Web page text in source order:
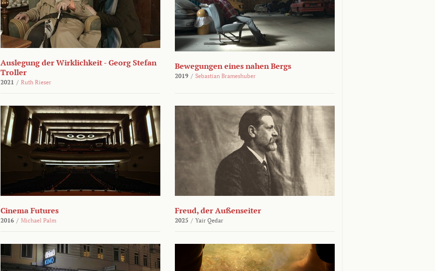
Auslegung der Wirklichkeit - Georg Stefan
Troller
2021 / Ruth Rieser
Bewegungen eines nahen Bergs
2019 / Sebastian Brameshuber
Cinema Futures
2016 / Michael Palm
Freud, der Außenseiter
2025 / Yair Qedar